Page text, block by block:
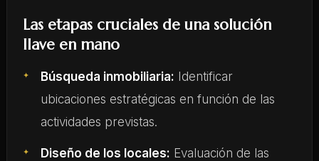
Las etapas cruciales de una solución
llave en mano
Búsqueda inmobiliaria: Identificar
ubicaciones estratégicas en función de las
actividades previstas.
Diseño de los locales: Evaluación de las